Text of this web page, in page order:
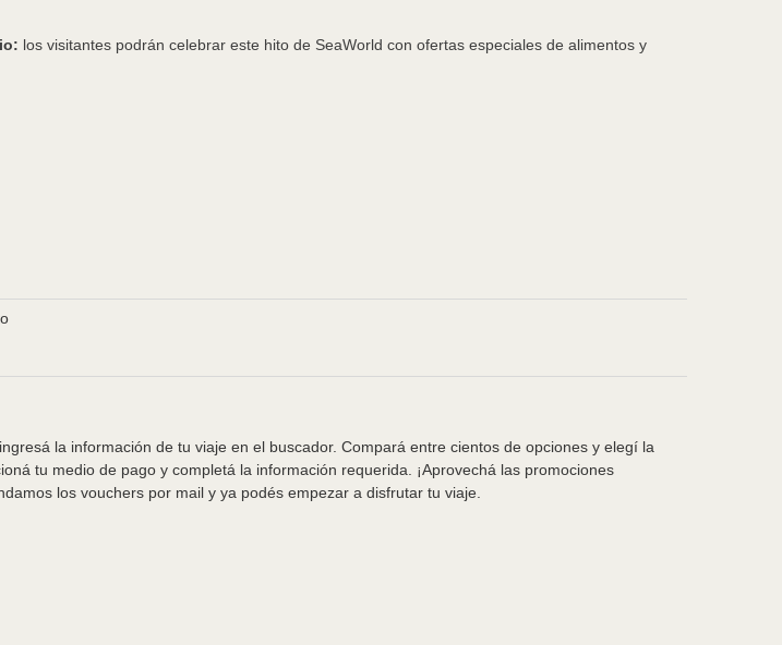
los visitantes podrán celebrar este hito de SeaWorld con ofertas especiales de alimentos y
la información de tu viaje en el buscador. Compará entre cientos de opciones y elegí la
tu medio de pago y completá la información requerida. ¡Aprovechá las promociones
los vouchers por mail y ya podés empezar a disfrutar tu viaje.